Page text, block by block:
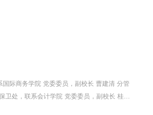
际商务学院 党委委员，副校长 曹建清 分管
卫处，联系会计学院 党委委员，副校长 桂诚